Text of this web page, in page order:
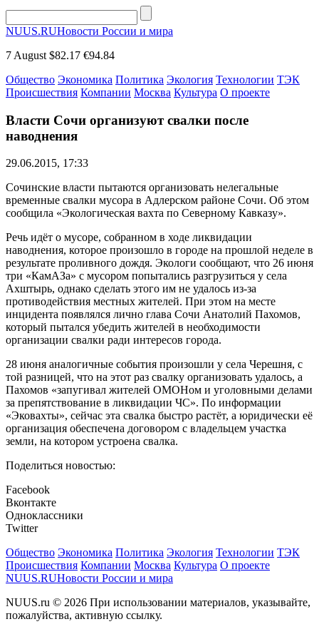
NUUS.RUНовости России и мира
7 August $82.17 €94.84
Общество Экономика Политика Экология Технологии ТЭК
Происшествия Компании Москва Культура О проекте
Власти Сочи организуют свалки после
наводнения
29.06.2015, 17:33
Сочинские власти пытаются организовать нелегальные
временные свалки мусора в Адлерском районе Сочи. Об этом
сообщила «Экологическая вахта по Северному Кавказу».
Речь идёт о мусоре, собранном в ходе ликвидации
наводнения, которое произошло в городе на прошлой неделе в
результате проливного дождя. Экологи сообщают, что 26 июня
три «КамАЗа» с мусором попытались разгрузиться у села
Ахштырь, однако сделать этого им не удалось из-за
противодействия местных жителей. При этом на месте
инцидента появлялся лично глава Сочи Анатолий Пахомов,
который пытался убедить жителей в необходимости
организации свалки ради интересов города.
28 июня аналогичные события произошли у села Черешня, с
той разницей, что на этот раз свалку организовать удалось, а
Пахомов «запугивал жителей ОМОНом и уголовными делами
за препятствование в ликвидации ЧС». По информации
«Эковахты», сейчас эта свалка быстро растёт, а юридически её
организация обеспечена договором с владельцем участка
земли, на котором устроена свалка.
Поделиться новостью:
Facebook
Вконтакте
Одноклассники
Twitter
Общество Экономика Политика Экология Технологии ТЭК
Происшествия Компании Москва Культура О проекте
NUUS.RUНовости России и мира
NUUS.ru © 2026 При использовании материалов, указывайте,
пожалуйства, активную ссылку.